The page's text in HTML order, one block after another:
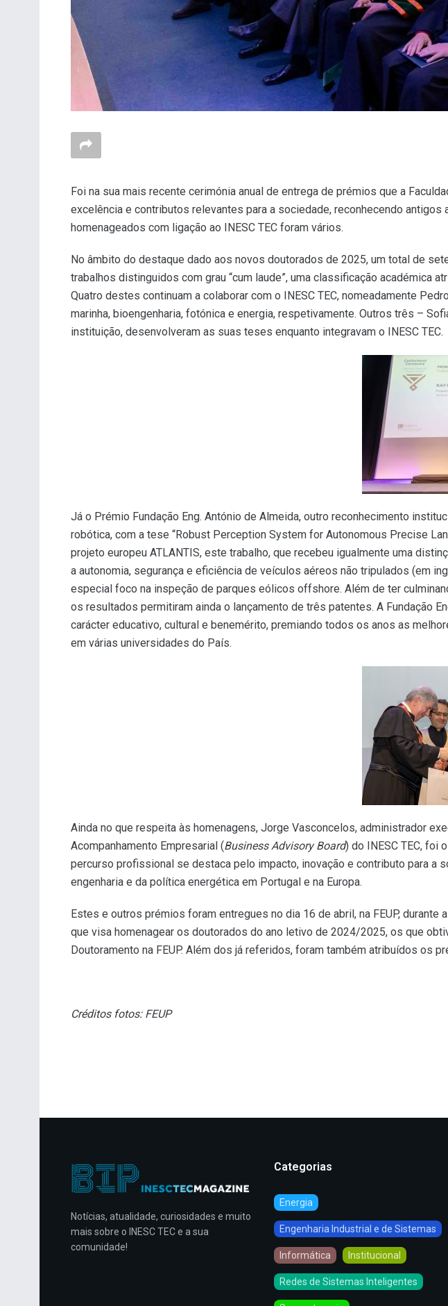
Foi na sua mais recente cerimónia anual de entrega de prémios que a
excelência e contributos relevantes para a sociedade, reconhecendo
homenageados com ligação ao INESC TEC foram vários.
No âmbito do destaque dado aos novos doutorados de 2025, um total de
trabalhos distinguidos com grau “cum laude”, uma classificação académica
Quatro destes continuam a colaborar com o INESC TEC, nomeadamente
marinha, bioengenharia, fotónica e energia, respetivamente. Outros três –
instituição, desenvolveram as suas teses enquanto integravam o INESC TEC.
Já o Prémio Fundação Eng. António de Almeida, outro reconhecimento
robótica, com a tese “Robust Perception System for Autonomous Precise
projeto europeu ATLANTIS, este trabalho, que recebeu igualmente uma
a autonomia, segurança e eficiência de veículos aéreos não tripulados (em
especial foco na inspeção de parques eólicos offshore. Além de ter
os resultados permitiram ainda o lançamento de três patentes. A Fundação
carácter educativo, cultural e benemérito, premiando todos os anos as
em várias universidades do País.
Ainda no que respeita às homenagens, Jorge Vasconcelos, administrador
Acompanhamento Empresarial (Business Advisory Board) do INESC TEC, foi
percurso profissional se destaca pelo impacto, inovação e contributo para a
engenharia e da política energética em Portugal e na Europa.
Estes e outros prémios foram entregues no dia 16 de abril, na FEUP, durante
que visa homenagear os doutorados do ano letivo de 2024/2025, os que
Doutoramento na FEUP. Além dos já referidos, foram também atribuídos os
Créditos fotos: FEUP
Notícias, atualidade, curiosidades e muito
mais sobre o INESC TEC e a sua
comunidade!
Categorias
Energia
Engenharia Industrial e de Sistemas
Informática Institucional
Redes de Sistemas Inteligentes